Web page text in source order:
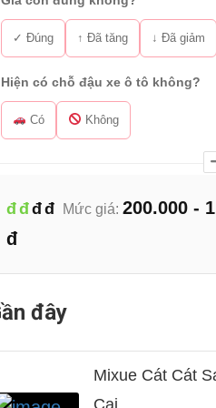
✓ Đúng ↑ Đã tăng ↓ Đã giảm
Hiện có chỗ đậu xe ô tô không?
Có Không
đđđđ Mức giá: 200.000 -
đ
đây
Mixue Cát Cát
Cai